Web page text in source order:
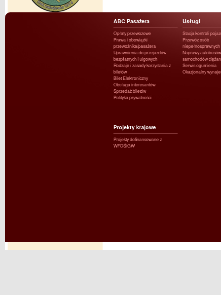
ABC Pasażera
Opłaty przewozowe
Prawa i obowiązki
przewoźnika/pasażera
Uprawnienia do przejazdów
bezpłatnych i ulgowych
Rodzaje i zasady korzystania z
biletów
Bilet Elektroniczny
Obsługa interesantów
Sprzedaż biletów
Polityka prywatności
Usługi
Stacja kontroli
Przewóz osób
niepełnosprawnych
Naprawy
samochodów
Serwis ogumienia
Okazjonalny
Projekty krajowe
Projekty dofinansowane z
WFOŚiGW